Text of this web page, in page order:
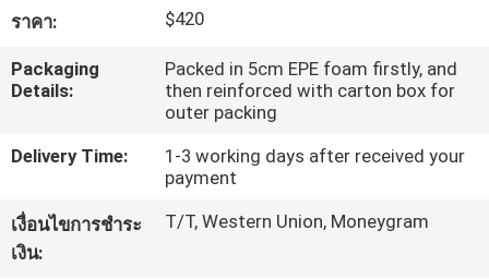
ทัวร์
โรงงาน
การ
ควบคุม
คุณภาพ
ราคา: $420
Packaging
Details:
Packed in 5cm EPE foam firstly, and
then reinforced with carton box for
outer packing
Delivery Time:
1-3 working days after received your
payment
เงื่อนไขการชำระ
เงิน:
T/T, Western Union, Moneygram